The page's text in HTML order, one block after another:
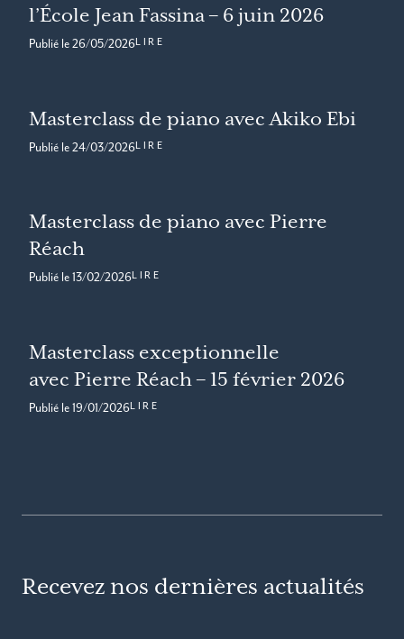
l’École Jean Fassina – 6 juin 2026
Publié le26/05/2026LIRE
Masterclass de piano avec Akiko Ebi
Publié le24/03/2026LIRE
Masterclass de piano avec Pierre
Réach
Publié le13/02/2026LIRE
Masterclass exceptionnelle
avec Pierre Réach – 15 février 2026
Publié le19/01/2026LIRE
Recevez nos dernières actualités